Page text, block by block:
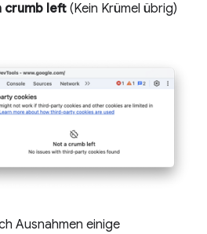
crumb left (Kein Krümel übrig)
Ausnahmen einige